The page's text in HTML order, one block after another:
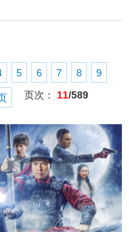
5 6 7 8 9
页次： 11/589